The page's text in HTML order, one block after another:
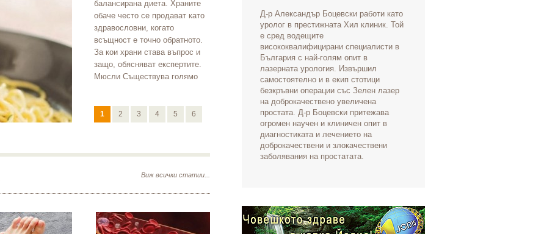
балансирана диета. Храните
обаче често се продават като
здравословни, когато
всъщност е точно обратното.
За кои храни става въпрос и
защо, обясняват експертите.
Мюсли Съществува голямо
1 2 3 4 5 6
Виж всички статии...
Д-р Александър Боцевски работи като
уролог в престижната Хил клиник. Той
е сред водещите
висококвалифицирани специалисти в
България с най-голям опит в
лазерната урология. Извършил
самостоятелно и в екип стотици
безкръвни операции със Зелен лазер
на доброкачествено увеличена
простата. Д-р Боцевски притежава
огромен научен и клиничен опит в
диагностиката и лечението на
доброкачествени и злокачествени
заболявания на простатата.